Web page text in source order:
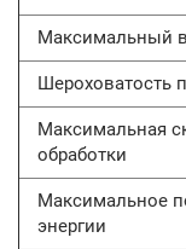
Максимальный
Шероховатость
Максимальная
обработки
Максимальное
энергии